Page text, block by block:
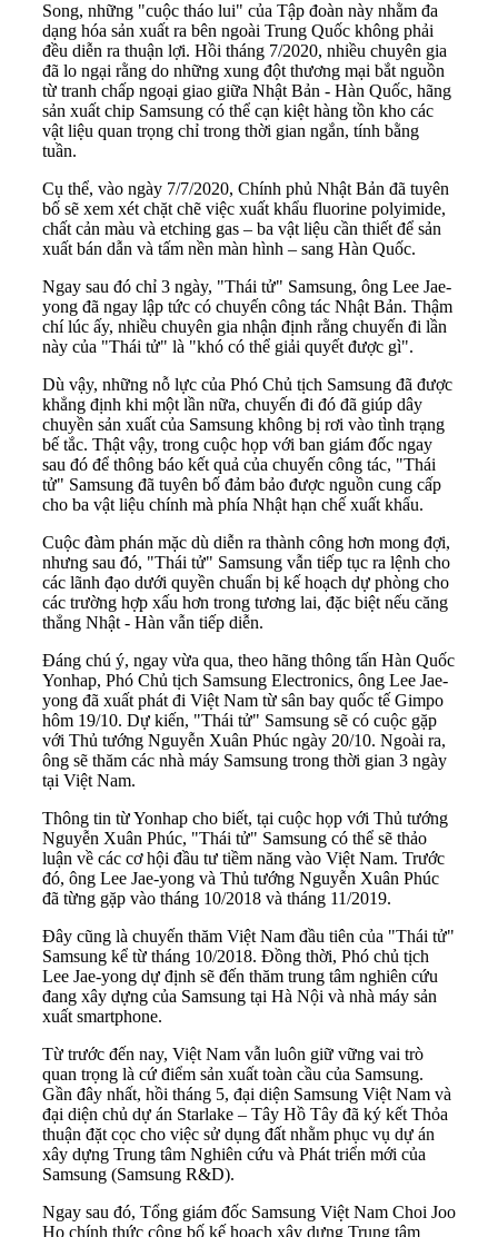
Song, những "cuộc tháo lui" của Tập đoàn này nhằm đa
dạng hóa sản xuất ra bên ngoài Trung Quốc không phải
đều diễn ra thuận lợi. Hồi tháng 7/2020, nhiều chuyên gia
đã lo ngại rằng do những xung đột thương mại bắt nguồn
từ tranh chấp ngoại giao giữa Nhật Bản - Hàn Quốc, hãng
sản xuất chip Samsung có thể cạn kiệt hàng tồn kho các
vật liệu quan trọng chỉ trong thời gian ngắn, tính bằng
tuần.
Cụ thể, vào ngày 7/7/2020, Chính phủ Nhật Bản đã tuyên
bố sẽ xem xét chặt chẽ việc xuất khẩu fluorine polyimide,
chất cản màu và etching gas – ba vật liệu cần thiết để sản
xuất bán dẫn và tấm nền màn hình – sang Hàn Quốc.
Ngay sau đó chỉ 3 ngày, "Thái tử" Samsung, ông Lee Jae-
yong đã ngay lập tức có chuyến công tác Nhật Bản. Thậm
chí lúc ấy, nhiều chuyên gia nhận định rằng chuyến đi lần
này của "Thái tử" là "khó có thể giải quyết được gì".
Dù vậy, những nỗ lực của Phó Chủ tịch Samsung đã được
khẳng định khi một lần nữa, chuyến đi đó đã giúp dây
chuyền sản xuất của Samsung không bị rơi vào tình trạng
bế tắc. Thật vậy, trong cuộc họp với ban giám đốc ngay
sau đó để thông báo kết quả của chuyến công tác, "Thái
tử" Samsung đã tuyên bố đảm bảo được nguồn cung cấp
cho ba vật liệu chính mà phía Nhật hạn chế xuất khẩu.
Cuộc đàm phán mặc dù diễn ra thành công hơn mong đợi,
nhưng sau đó, "Thái tử" Samsung vẫn tiếp tục ra lệnh cho
các lãnh đạo dưới quyền chuẩn bị kế hoạch dự phòng cho
các trường hợp xấu hơn trong tương lai, đặc biệt nếu căng
thẳng Nhật - Hàn vẫn tiếp diễn.
Đáng chú ý, ngay vừa qua, theo hãng thông tấn Hàn Quốc
Yonhap, Phó Chủ tịch Samsung Electronics, ông Lee Jae-
yong đã xuất phát đi Việt Nam từ sân bay quốc tế Gimpo
hôm 19/10. Dự kiến, "Thái tử" Samsung sẽ có cuộc gặp
với Thủ tướng Nguyễn Xuân Phúc ngày 20/10. Ngoài ra,
ông sẽ thăm các nhà máy Samsung trong thời gian 3 ngày
tại Việt Nam.
Thông tin từ Yonhap cho biết, tại cuộc họp với Thủ tướng
Nguyễn Xuân Phúc, "Thái tử" Samsung có thể sẽ thảo
luận về các cơ hội đầu tư tiềm năng vào Việt Nam. Trước
đó, ông Lee Jae-yong và Thủ tướng Nguyễn Xuân Phúc
đã từng gặp vào tháng 10/2018 và tháng 11/2019.
Đây cũng là chuyến thăm Việt Nam đầu tiên của "Thái tử"
Samsung kể từ tháng 10/2018. Đồng thời, Phó chủ tịch
Lee Jae-yong dự định sẽ đến thăm trung tâm nghiên cứu
đang xây dựng của Samsung tại Hà Nội và nhà máy sản
xuất smartphone.
Từ trước đến nay, Việt Nam vẫn luôn giữ vững vai trò
quan trọng là cứ điểm sản xuất toàn cầu của Samsung.
Gần đây nhất, hồi tháng 5, đại diện Samsung Việt Nam và
đại diện chủ dự án Starlake – Tây Hồ Tây đã ký kết Thỏa
thuận đặt cọc cho việc sử dụng đất nhằm phục vụ dự án
xây dựng Trung tâm Nghiên cứu và Phát triển mới của
Samsung (Samsung R&D).
Ngay sau đó, Tổng giám đốc Samsung Việt Nam Choi Joo
Ho chính thức công bố kế hoạch xây dựng Trung tâm